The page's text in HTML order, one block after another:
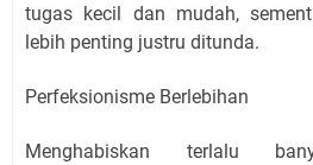
tugas kecil dan mudah,
lebih penting justru ditunda.
Perfeksionisme Berlebihan
Menghabiskan terlalu